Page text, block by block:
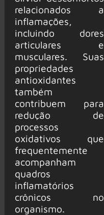
relacionados a
inflamações,
incluindo dores
articulares e
musculares. Suas
propriedades
antioxidantes
também
contribuem para
redução de
processos
oxidativos que
frequentemente
acompanham
quadros
inflamatórios
crônicos no
organismo.